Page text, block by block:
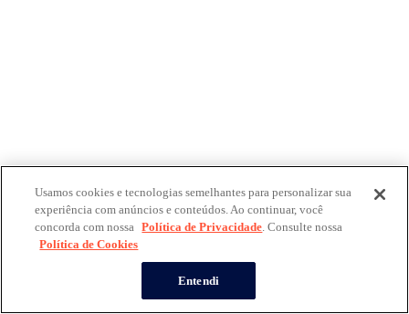
Usamos cookies e tecnologias semelhantes para personalizar sua
experiência com anúncios e conteúdos. Ao continuar, você
concorda com nossa Política de Privacidade. Consulte nossa
Política de Cookies
Entendi